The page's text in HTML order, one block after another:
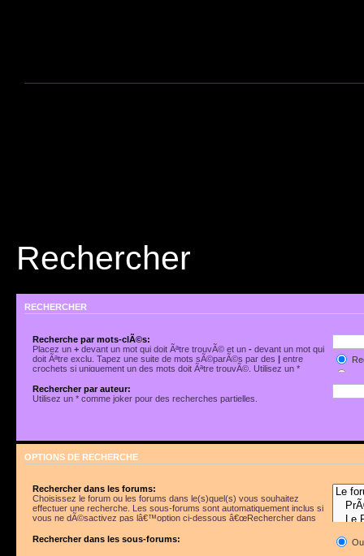
Rechercher
RECHERCHER
Recherche par mots-clÃ©s:
Placez un+ devant un mot qui doit Ãªtre trouvÃ© et un- devant un mot qui
doit Ãªtre exclu. Tapez une suite de mots sÃ©parÃ©s par des| entre
crochets si uniquement un des mots doit Ãªtre trouvÃ©. Utilisez un *
Rechercher par auteur:
Utilisez un * comme joker pour des recherches partielles.
OPTIONS DE RECHERCHE
Rechercher dans les forums:
Choisissez le forum ou les forums dans le(s)quel(s) vous souhaitez
effectuer une recherche. Les sous-forums sont automatiquement inclus si
vous ne dÃ©sactivez pas lâ€™option ci-dessous â€œRechercher dans
Rechercher dans les sous-forums: